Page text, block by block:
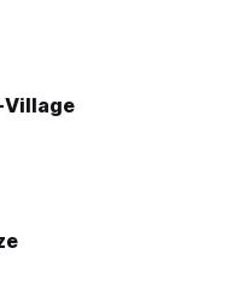
Village